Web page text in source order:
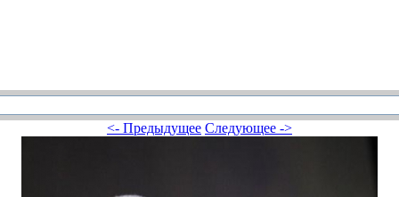
<- Предыдущее Следующее ->